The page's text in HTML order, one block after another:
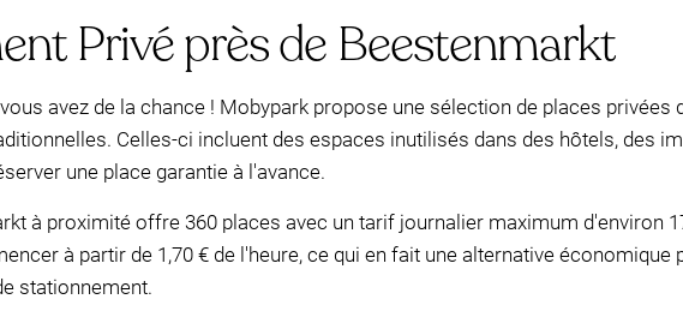
Privé près de Beestenmarkt
avez de la chance ! Mobypark propose une sélection de places privées
Celles-ci incluent des espaces inutilisés dans des hôtels, des
une place garantie à l'avance.
à proximité offre 360 places avec un tarif journalier maximum d'environ
à partir de 1,70 € de l'heure, ce qui en fait une alternative économique
stationnement.